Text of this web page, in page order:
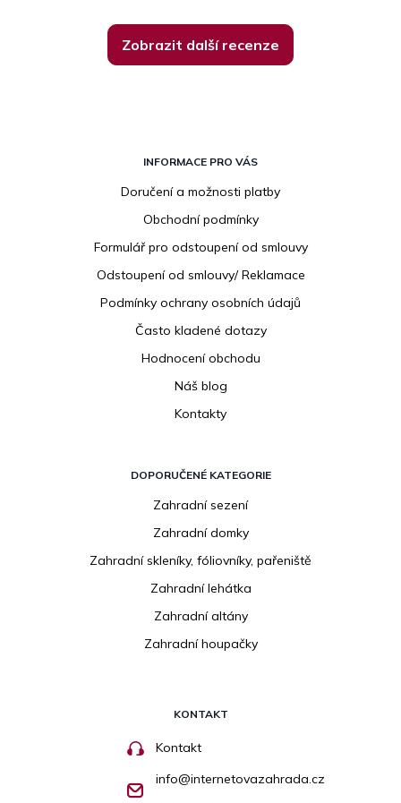
Zobrazit další recenze
INFORMACE PRO VÁS
Doručení a možnosti platby
Obchodní podmínky
Formulář pro odstoupení od smlouvy
Odstoupení od smlouvy/ Reklamace
Podmínky ochrany osobních údajů
Často kladené dotazy
Hodnocení obchodu
Náš blog
Kontakty
DOPORUČENÉ KATEGORIE
Zahradní sezení
Zahradní domky
Zahradní skleníky, fóliovníky, pařeniště
Zahradní lehátka
Zahradní altány
Zahradní houpačky
KONTAKT
Kontakt
info@internetovazahrada.cz